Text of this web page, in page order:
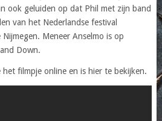
ook geluiden op dat Phil met zijn band
van het Nederlandse festival
Meneer Anselmo is op
Down.
het filmpje online en is hier te bekijken.